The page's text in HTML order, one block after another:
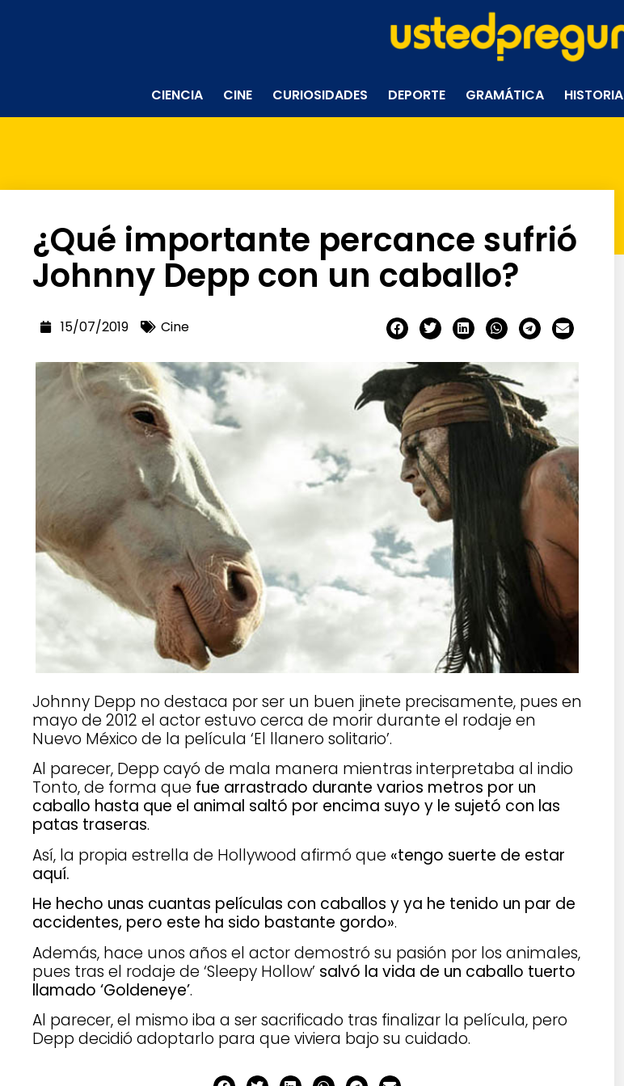
CIENCIA CINE CURIOSIDADES DEPORTE GRAMÁTICA HISTORIA
¿Qué importante percance sufrió
Johnny Depp con un caballo?
15/07/2019 Cine
Johnny Depp no destaca por ser un buen jinete precisamente, pues en
mayo de 2012 el actor estuvo cerca de morir durante el rodaje en
Nuevo México de la película ‘El llanero solitario’.
Al parecer, Depp cayó de mala manera mientras interpretaba al indio
Tonto, de forma que fue arrastrado durante varios metros por un
caballo hasta que el animal saltó por encima suyo y le sujetó con las
patas traseras.
Así, la propia estrella de Hollywood afirmó que «tengo suerte de estar
aquí.
He hecho unas cuantas películas con caballos y ya he tenido un par de
accidentes, pero este ha sido bastante gordo».
Además, hace unos años el actor demostró su pasión por los animales,
pues tras el rodaje de ‘Sleepy Hollow’ salvó la vida de un caballo tuerto
llamado ‘Goldeneye’.
Al parecer, el mismo iba a ser sacrificado tras finalizar la película, pero
Depp decidió adoptarlo para que viviera bajo su cuidado.